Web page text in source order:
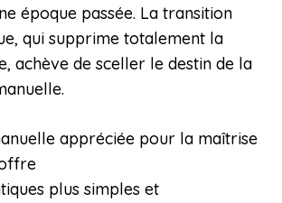
époque passée. La transition
qui supprime totalement la
achève de sceller le destin de la
appréciée pour la maîtrise
plus simples et